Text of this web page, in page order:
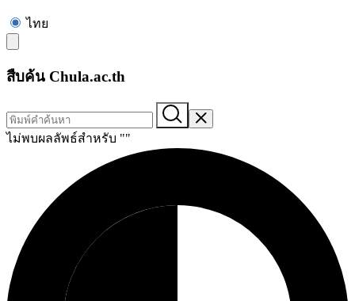
ไทย
สืบค้น Chula.ac.th
ไม่พบผลลัพธ์สำหรับ ""